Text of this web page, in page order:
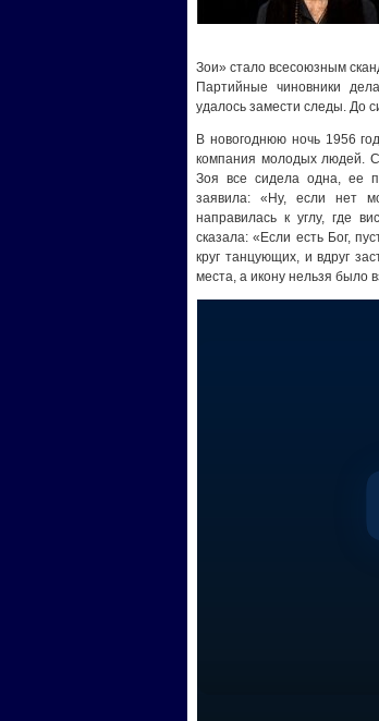
Зои» стало всесоюзным
Партийные чиновники
удалось замести следы. До
В новогоднюю ночь 1956
компания молодых людей.
Зоя все сидела одна, ее
заявила: «Ну, если нет
направилась к углу, где
сказала: «Если есть Бог,
круг танцующих, и вдруг
места, а икону нельзя было